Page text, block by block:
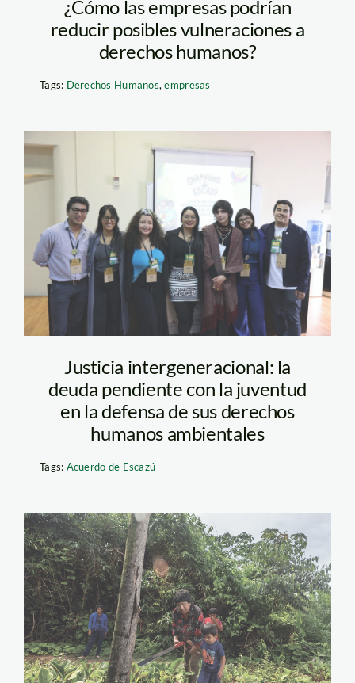
¿Cómo las empresas podrían
reducir posibles vulneraciones a
derechos humanos?
Tags: Derechos Humanos,empresas
d13696d7-5931-
45d7-8124-
face9eaddb54
Justicia intergeneracional: la
deuda pendiente con la juventud
en la defensa de sus derechos
humanos ambientales
Tags: Acuerdo de Escazú
isabel-yalico-
defensora-foto
Giancarlo Shibayama
SPDA